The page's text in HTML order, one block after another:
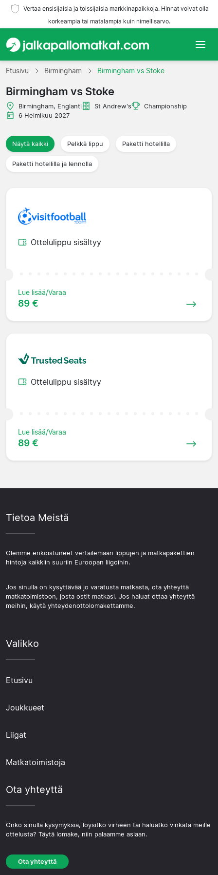
Vertaa ensisijaisia ja toissijaisia markkinapaikkoja. Hinnat voivat olla
korkeampia tai matalampia kuin nimellisarvo.
Etusivu
Joukkueet
Liigat
Matkatoimistoja
Etusivu Birmingham Birmingham vs Stoke
Birmingham vs Stoke
Birmingham, Englanti St Andrew's
Championship
6 Helmikuu 2027
Näytä kaikki Pelkkä lippu Paketti hotellilla
Paketti hotellilla ja lennolla
Ottelulippu sisältyy
Lue lisää/Varaa
89 €
Ottelulippu sisältyy
Lue lisää/Varaa
89 €
Tietoa Meistä
Olemme erikoistuneet vertailemaan lippujen ja matkapakettien
hintoja kaikkiin suuriin Euroopan liigoihin.
Jos sinulla on kysyttävää jo varatusta matkasta, ota yhteyttä
matkatoimistoon, josta ostit matkasi. Jos haluat ottaa yhteyttä
meihin, käytä yhteydenottolomakettamme.
Valikko
Etusivu
Joukkueet
Liigat
Matkatoimistoja
Ota yhteyttä
Onko sinulla kysymyksiä, löysitkö virheen tai haluatko vinkata meille
ottelusta? Täytä lomake, niin palaamme asiaan.
Ota yhteyttä